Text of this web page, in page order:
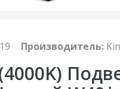
Производитель: